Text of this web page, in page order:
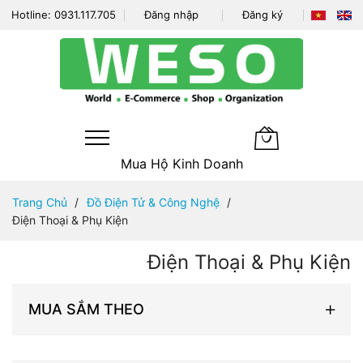
Hotline: 0931.117.705 Đăng nhập Đăng ký
Mua Hộ Kinh Doanh
nhanh
đến
Trang Chủ
Đồ Điện Tử & Công Nghệ
Điện Thoại & Phụ Kiện
Điện Thoại & Phụ Kiện
MUA SẮM THEO